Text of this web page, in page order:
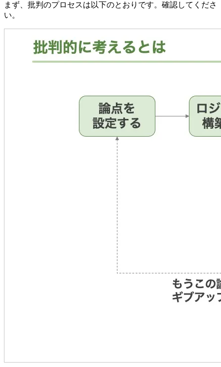
まず、批判のプロセスは以下のとおりです。確認してくださ
い。